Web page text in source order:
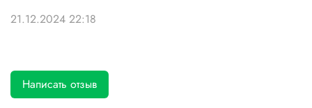
21.12.2024 22:18
Написать отзыв